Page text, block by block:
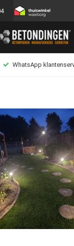
WhatsApp klantenservice